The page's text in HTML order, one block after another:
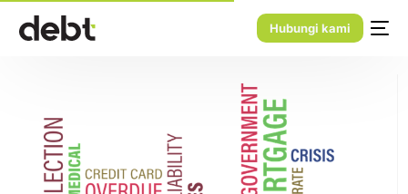
Hubungi kami